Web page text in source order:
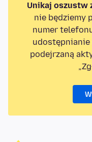
Unikaj oszustw
nie będziemy
numer
udostępnianie
podejrzaną